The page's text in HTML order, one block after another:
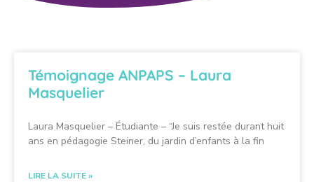
Témoignage ANPAPS – Laura
Masquelier
Laura Masquelier – Étudiante – “Je suis restée durant huit
ans en pédagogie Steiner, du jardin d’enfants à la fin
LIRE LA SUITE »